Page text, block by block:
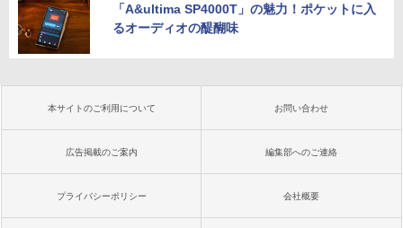
「A&ultima SP4000T」の魅力！ポケットに入
るオーディオの醍醐味
本サイトのご利用について お問い合わせ
広告掲載のご案内 編集部へのご連絡
プライバシーポリシー 会社概要